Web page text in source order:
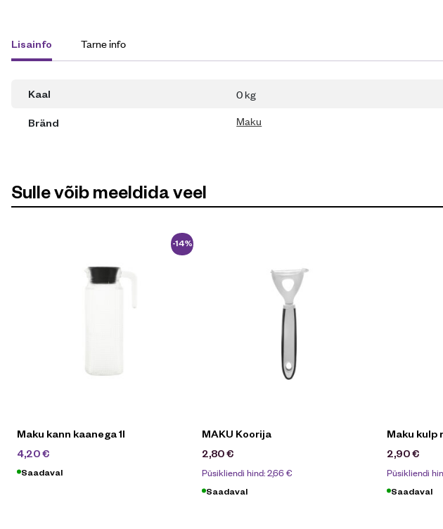
Lisainfo Tarne info
Kaal 0 kg
Bränd Maku
Sulle võib meeldida veel
-14%
Maku kann kaanega 1l
4,20€
Saadaval
MAKU Koorija
2,80€
Püsikliendi hind:2,66€
Saadaval
Maku kulp
2,90€
Püsikliendi
Saadaval